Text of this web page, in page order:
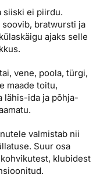
siiski ei piirdu.
bratwursti ja
ajaks selle
vene, poola, türgi,
maade toitu,
lähis-ida ja põhja-
valmistab nii
Suur osa
klubidest